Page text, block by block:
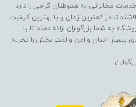
مخابراتی به هموطنان گرامی را دارد .
تا در کمترین زمان و با بهترین کیفیت
به شما بزرگواران ارائه دهند تا با
بسیار آسان و امن و لذت بخش را تجربه